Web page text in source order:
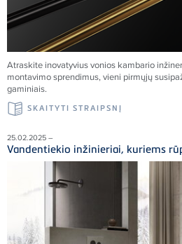
Atraskite inovatyvius vonios kambario
montavimo sprendimus, vieni pirmųjų
gaminiais.
SKAITYTI STRAIPSNĮ
25.02.2025 –
Vandentiekio inžinieriai, kuriems